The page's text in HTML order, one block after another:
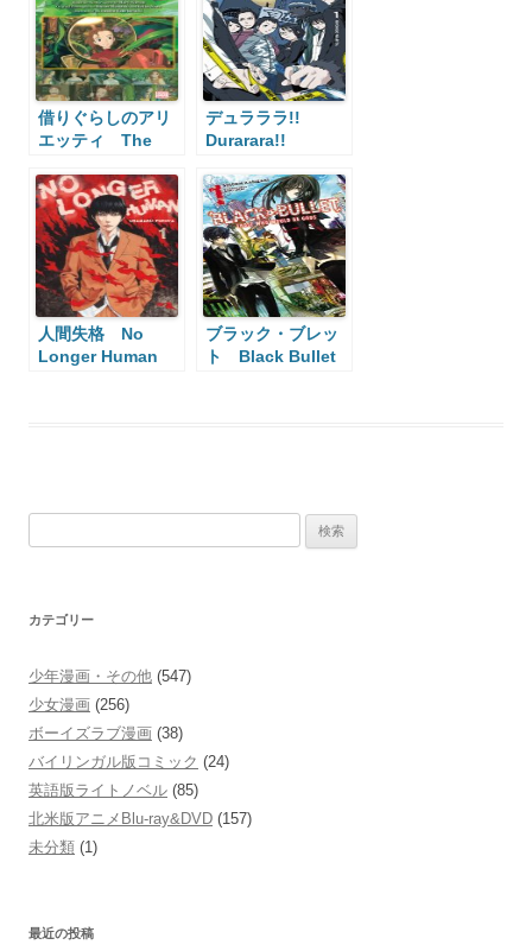
借りぐらしのアリ
エッティ The
デュラララ!!
Durarara!!
人間失格 No
Longer Human
ブラック・ブレッ
ト Black Bullet
カテゴリー
少年漫画・その他 (547)
少女漫画 (256)
ボーイズラブ漫画 (38)
バイリンガル版コミック (24)
英語版ライトノベル (85)
北米版アニメBlu-ray&DVD (157)
未分類 (1)
最近の投稿